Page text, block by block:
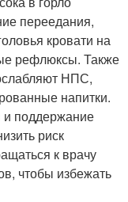
переедания,
кровати на
рефлюксы. Также
НПС,
напитки.
и поддержание
риск
к врачу
чтобы избежать